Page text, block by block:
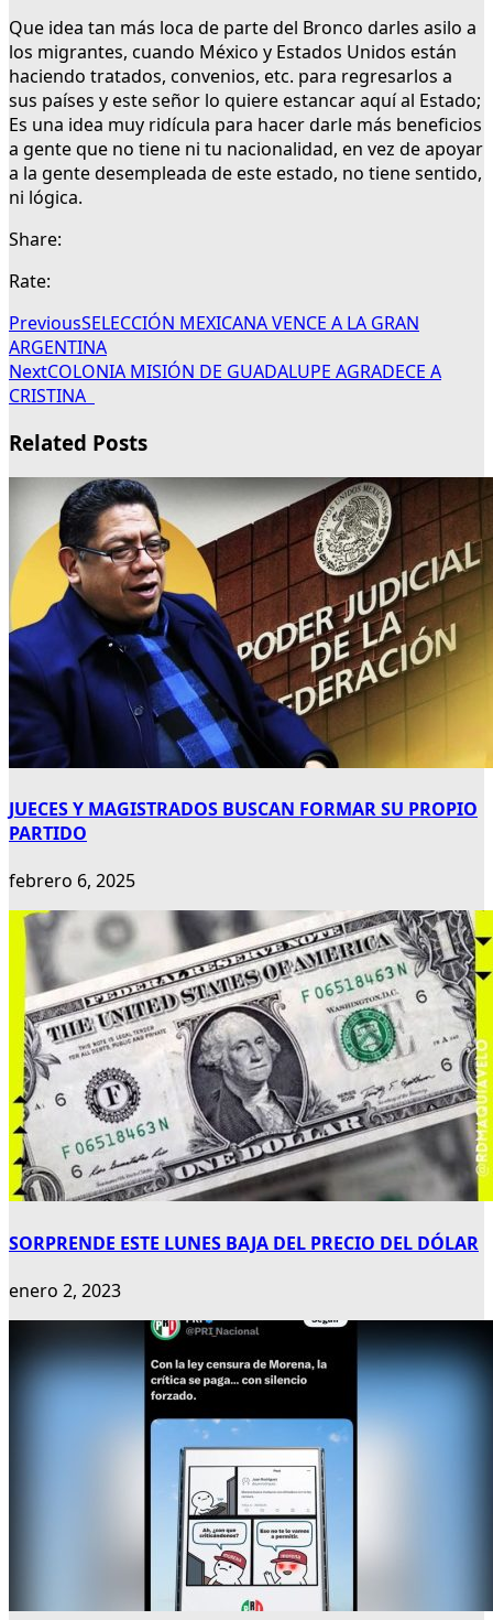
Que idea tan más loca de parte del Bronco darles asilo a
los migrantes, cuando México y Estados Unidos están
haciendo tratados, convenios, etc. para regresarlos a
sus países y este señor lo quiere estancar aquí al Estado;
Es una idea muy ridícula para hacer darle más beneficios
a gente que no tiene ni tu nacionalidad, en vez de apoyar
a la gente desempleada de este estado, no tiene sentido,
ni lógica.
Share:
Rate:
PreviousSELECCIÓN MEXICANA VENCE A LA GRAN
ARGENTINA
NextCOLONIA MISIÓN DE GUADALUPE AGRADECE A
CRISTINA
Related Posts
JUECES Y MAGISTRADOS BUSCAN FORMAR SU PROPIO
PARTIDO
febrero 6, 2025
SORPRENDE ESTE LUNES BAJA DEL PRECIO DEL DÓLAR
enero 2, 2023